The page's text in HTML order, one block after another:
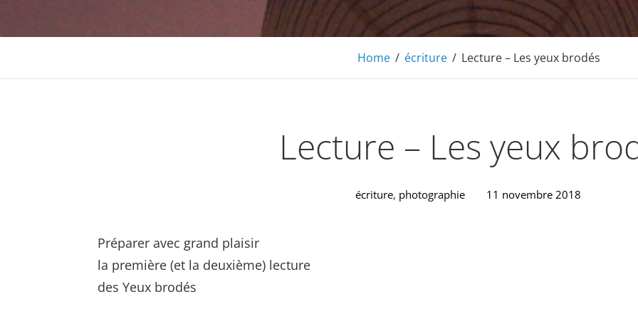
Home / écriture / Lecture – Les yeux brodés
Lecture – Les yeux
écriture, photographie 11 novembre 2018
Préparer avec grand plaisir
la première (et la deuxième) lecture
des Yeux brodés